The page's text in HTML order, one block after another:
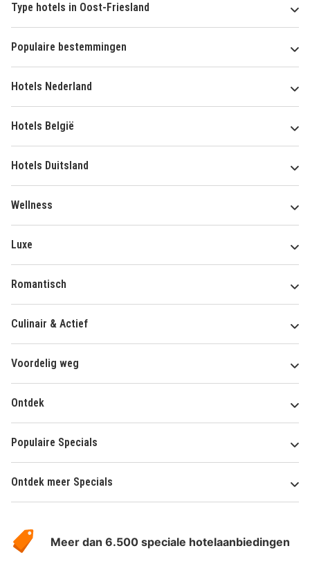
Type hotels in Oost-Friesland
Populaire bestemmingen
Hotels Nederland
Hotels België
Hotels Duitsland
Wellness
Luxe
Romantisch
Culinair & Actief
Voordelig weg
Ontdek
Populaire Specials
Ontdek meer Specials
HotelSpecials
Meer dan 6.500 speciale hotelaanbiedingen